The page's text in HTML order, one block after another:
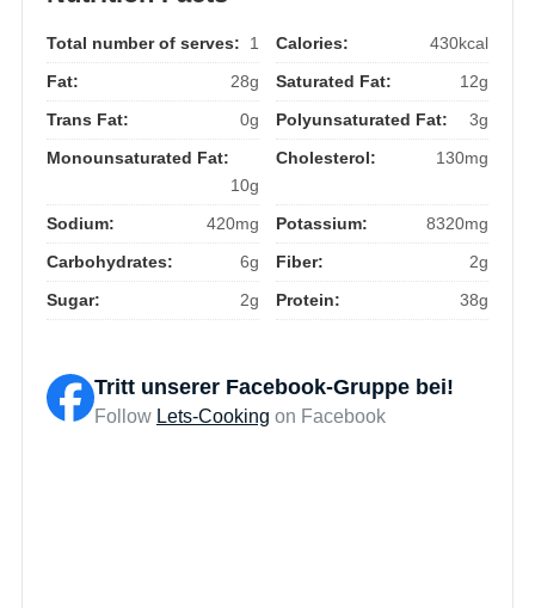
Total number of serves: 1 Calories:
430kcal
Fat:
28g Saturated Fat:
12g
Trans Fat:
0g Polyunsaturated Fat:
3g
Monounsaturated Fat:
10g
Cholesterol: 130mg
Sodium: 420mg Potassium:
8320mg
Carbohydrates:
6g Fiber:
2g
Sugar:
2g Protein: 38g
Tritt unserer Facebook-Gruppe bei!
Follow Lets-Cooking on Facebook